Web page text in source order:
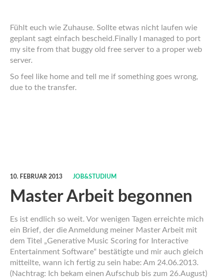
Fühlt euch wie Zuhause. Sollte etwas nicht laufen wie
geplant sagt einfach bescheid. Finally I managed to port
my site from that buggy old free server to a proper web
server.
So feel like home and tell me if something goes wrong,
due to the transfer.
10. FEBRUAR 2013 JOB&STUDIUM
Master Arbeit begonnen
Es ist endlich so weit. Vor wenigen Tagen erreichte mich
ein Brief, der die Anmeldung meiner Master Arbeit mit
dem Titel „Generative Music Scoring for Interactive
Entertainment Software“ bestätigte und mir auch gleich
mitteilte, wann ich fertig zu sein habe: Am 24.06.2013.
(Nachtrag: Ich bekam einen Aufschub bis zum 26.August)